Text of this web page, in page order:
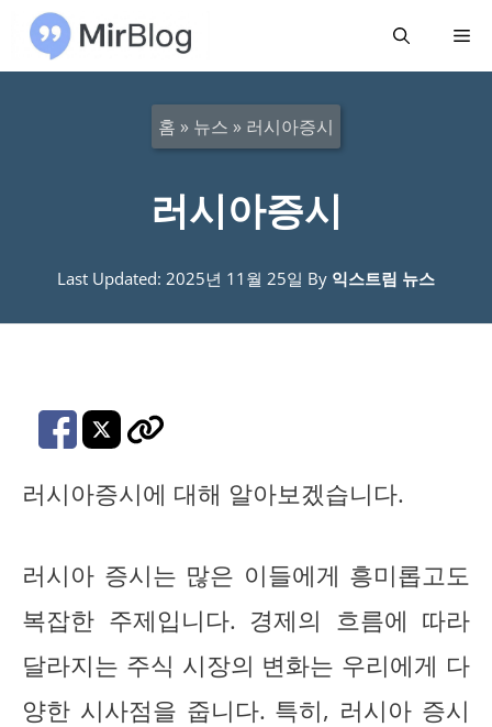
메
홈 » 뉴스 » 러시아증시
러시아증시
Last Updated: 2025년 11월 25일 By 익스트림 뉴스
러시아증시에 대해 알아보겠습니다.
러시아 증시는 많은 이들에게 흥미롭고도
복잡한 주제입니다. 경제의 흐름에 따라
달라지는 주식 시장의 변화는 우리에게 다
양한 시사점을 줍니다. 특히, 러시아 증시